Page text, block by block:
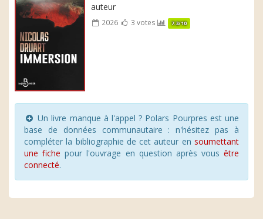
auteur
2026 3 votes 7.3/10
Un livre manque à l'appel ? Polars Pourpres est une
base de données communautaire : n'hésitez pas à
compléter la bibliographie de cet auteur en soumettant
une fiche pour l'ouvrage en question après vous être
connecté.